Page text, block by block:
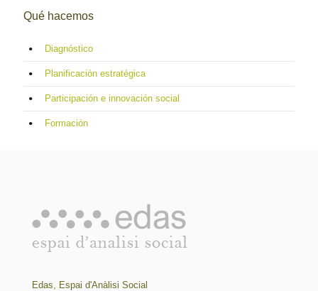
Qué hacemos
Diagnóstico
Planificación estratégica
Participación e innovación social
Formación
Edas, Espai d'Anàlisi Social